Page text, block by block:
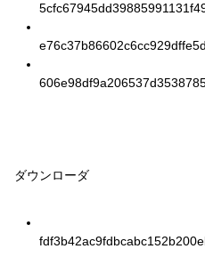
ダウンローダ